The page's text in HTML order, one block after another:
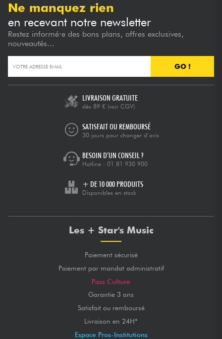
Ne manquez rien
en recevant notre newsletter
Restez informé·e des bons plans, offres exclusives,
nouveautés...
GO !
LIVRAISON GRATUITE
dès 89 € (voir CGV)
SATISFAIT OU REMBOURSÉ
30 jours pour changer d’avis
BESOIN D’UN CONSEIL ?
Hotline : 01 81 930 900
+ DE 10 000 PRODUITS
Disponibles en stock
Les + Star's Music
Paiement sécurisé
Paiement par mandat administratif
Pass Culture
Garantie 3 ans
Satisfait ou remboursé
Livraison en 24H*
Espace Pros-Institutions